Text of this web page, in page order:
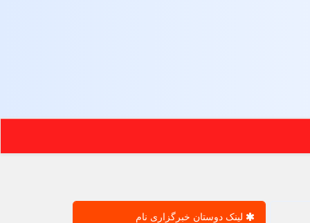
لینک دوستان خبرگزاری نام